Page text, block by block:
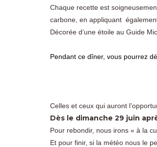
Chaque recette est
carbone, en appliquant
Décorée d’une étoile au Guide
Pendant ce dîner, vous pourrez
Celles et ceux qui auront
Dès le dimanche 29 juin
Pour rebondir, nous irons « à la
Et pour finir, si la météo nous le